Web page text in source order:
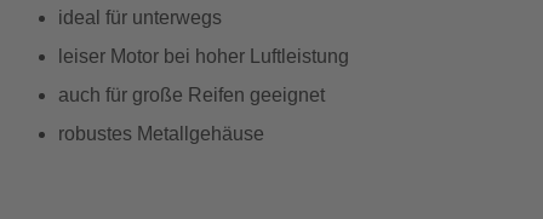
ideal für unterwegs
leiser Motor bei hoher Luftleistung
auch für große Reifen geeignet
robustes Metallgehäuse